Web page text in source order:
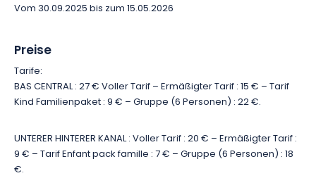
Vom 30.09.2025 bis zum 15.05.2026
Preise
Tarife:
BAS CENTRAL : 27 € Voller Tarif – Ermäßigter Tarif : 15 € – Tarif
Kind Familienpaket : 9 € – Gruppe (6 Personen) : 22 €.
UNTERER HINTERER KANAL : Voller Tarif : 20 € – Ermäßigter Tarif :
9 € – Tarif Enfant pack famille : 7 € – Gruppe (6 Personen) : 18
€.